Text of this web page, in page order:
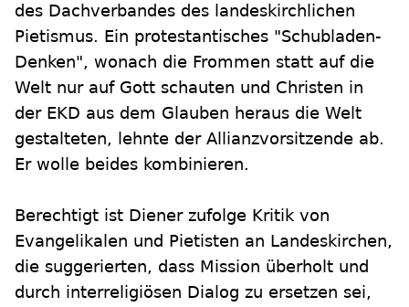
des Dachverbandes des landeskirchlichen
Pietismus. Ein protestantisches "Schubladen-
Denken", wonach die Frommen statt auf die
Welt nur auf Gott schauten und Christen in
der EKD aus dem Glauben heraus die Welt
gestalteten, lehnte der Allianzvorsitzende ab.
Er wolle beides kombinieren.
Berechtigt ist Diener zufolge Kritik von
Evangelikalen und Pietisten an Landeskirchen,
die suggerierten, dass Mission überholt und
durch interreligiösen Dialog zu ersetzen sei,